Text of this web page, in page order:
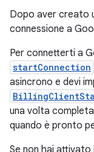
Dopo aver creato
connessione a
Per connetterti a
startConnection
asincrono e devi
una volta
quando è pronto
Se non hai attivato